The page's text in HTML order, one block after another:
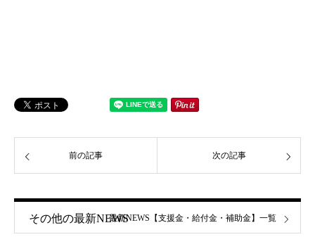
前の記事 次の記事
その他の最新NEWS最新NEWS【支援金・給付金・補助金】一覧